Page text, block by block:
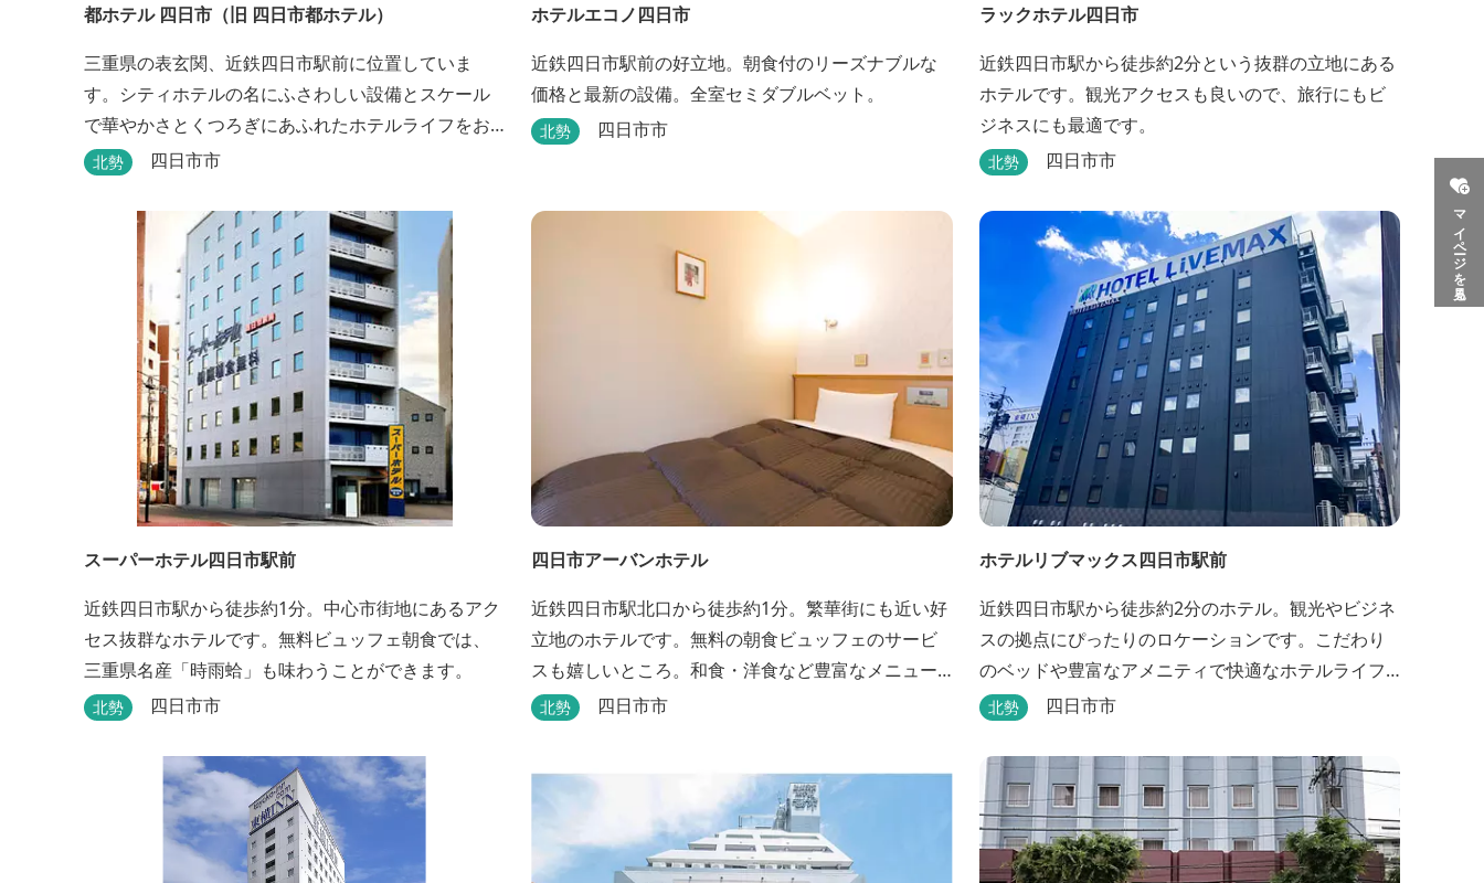
マイページを見る
都ホテル 四日市（旧 四日市都ホテル）
三重県の表玄関、近鉄四日市駅前に位置していま
す。シティホテルの名にふさわしい設備とスケール
で華やかさとくつろぎにあふれたホテルライフをお
楽しみいただけます。四日市を中心とした観光、ビ
ご利用いただけます。
北勢 四日市市
ホテルエコノ四日市
近鉄四日市駅前の好立地。朝食付のリーズナブルな
価格と最新の設備。全室セミダブルベット。
北勢 四日市市
ラックホテル四日市
近鉄四日市駅から徒歩約2分という抜群の立地にある
ホテルです。観光アクセスも良いので、旅行にもビ
ジネスにも最適です。
北勢 四日市市
スーパーホテル四日市駅前
近鉄四日市駅から徒歩約1分。中心市街地にあるアク
セス抜群なホテルです。無料ビュッフェ朝食では、
三重県名産「時雨蛤」も味わうことができます。
北勢 四日市市
四日市アーバンホテル
近鉄四日市駅北口から徒歩約1分。繁華街にも近い好
立地のホテルです。無料の朝食ビュッフェのサービ
スも嬉しいところ。和食・洋食など豊富なメニュー
が並びます。
北勢 四日市市
ホテルリブマックス四日市駅前
近鉄四日市駅から徒歩約2分のホテル。観光やビジネ
スの拠点にぴったりのロケーションです。こだわり
のベッドや豊富なアメニティで快適なホテルライフ
を過ごせます。
北勢 四日市市